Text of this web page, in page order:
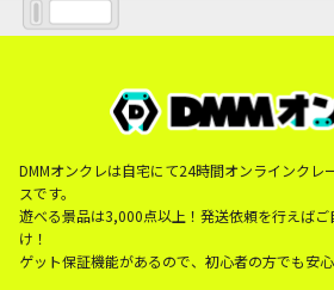
DMMオンクレは自宅にて24時間オンラインクレ
スです。
遊べる景品は3,000点以上！発送依頼を行えば
け！
ゲット保証機能があるので、初心者の方でも安心